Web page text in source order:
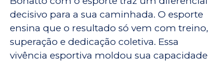
decisivo para a sua caminhada. O esporte
ensina que o resultado só vem com treino,
superação e dedicação coletiva. Essa
vivência esportiva moldou sua capacidade